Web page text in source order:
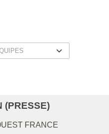
(PRESSE)
FRANCE